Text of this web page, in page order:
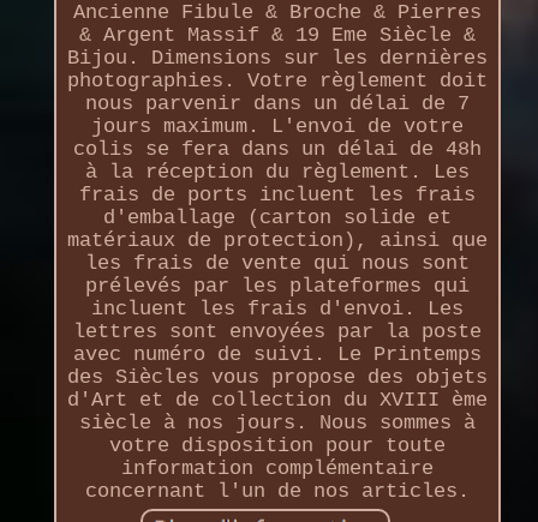
Ancienne Fibule & Broche & Pierres
& Argent Massif & 19 Eme Siècle &
Bijou. Dimensions sur les dernières
photographies. Votre règlement doit
nous parvenir dans un délai de 7
jours maximum. L'envoi de votre
colis se fera dans un délai de 48h
à la réception du règlement. Les
frais de ports incluent les frais
d'emballage (carton solide et
matériaux de protection), ainsi que
les frais de vente qui nous sont
prélevés par les plateformes qui
incluent les frais d'envoi. Les
lettres sont envoyées par la poste
avec numéro de suivi. Le Printemps
des Siècles vous propose des objets
d'Art et de collection du XVIII ème
siècle à nos jours. Nous sommes à
votre disposition pour toute
information complémentaire
concernant l'un de nos articles.